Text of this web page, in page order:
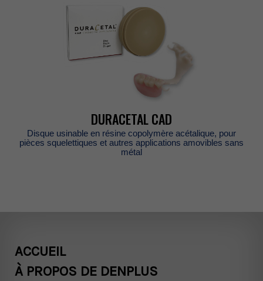
DURACETALCAD
Disqueusinableenrésinecopolymèreacétalique,pour
piècessquelettiquesetautresapplicationsamoviblessans
métal
ACCUEIL
ÀPROPOSDEDENPLUS